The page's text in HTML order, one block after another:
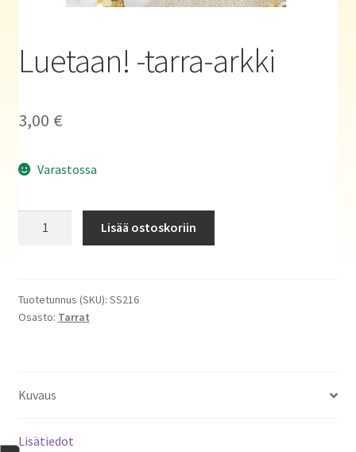
Luetaan! -tarra-arkki
3,00 €
Varastossa
määrä
Lisää ostoskoriin
Tuotetunnus (SKU): SS216
Osasto: Tarrat
Kuvaus
Lisätiedot